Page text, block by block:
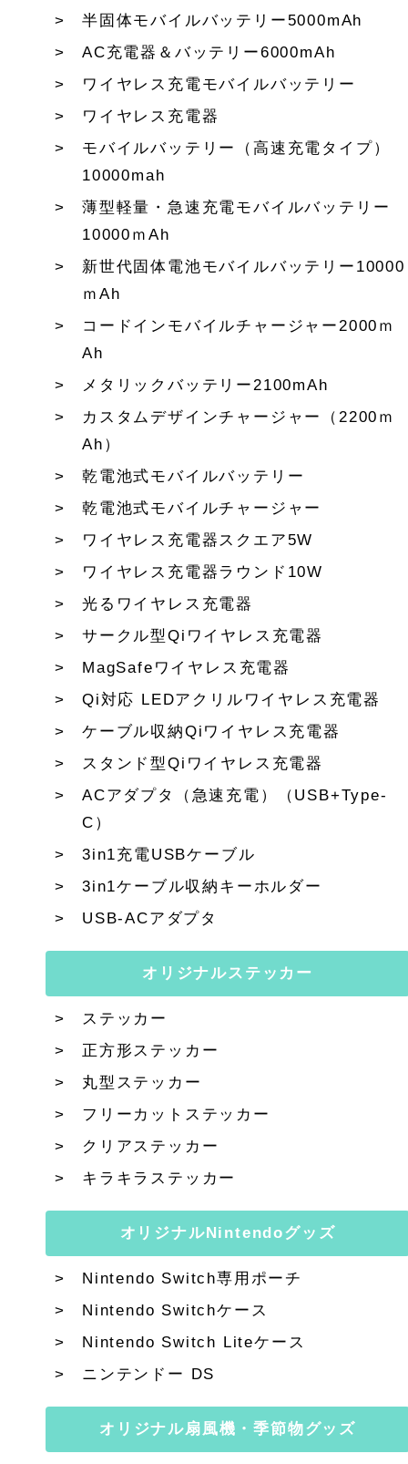
半固体モバイルバッテリー5000mAh
AC充電器＆バッテリー6000mAh
ワイヤレス充電モバイルバッテリー
ワイヤレス充電器
モバイルバッテリー（高速充電タイプ）
10000mah
薄型軽量・急速充電モバイルバッテリー
10000ｍAh
新世代固体電池モバイルバッテリー10000
ｍAh
コードインモバイルチャージャー2000ｍ
Ah
メタリックバッテリー2100mAh
カスタムデザインチャージャー（2200ｍ
Ah）
乾電池式モバイルバッテリー
乾電池式モバイルチャージャー
ワイヤレス充電器スクエア5W
ワイヤレス充電器ラウンド10W
光るワイヤレス充電器
サークル型Qiワイヤレス充電器
MagSafeワイヤレス充電器
Qi対応 LEDアクリルワイヤレス充電器
ケーブル収納Qiワイヤレス充電器
スタンド型Qiワイヤレス充電器
ACアダプタ（急速充電）（USB+Type-
C）
3in1充電USBケーブル
3in1ケーブル収納キーホルダー
USB-ACアダプタ
オリジナルステッカー
ステッカー
正方形ステッカー
丸型ステッカー
フリーカットステッカー
クリアステッカー
キラキラステッカー
オリジナルNintendoグッズ
Nintendo Switch専用ポーチ
Nintendo Switchケース
Nintendo Switch Liteケース
ニンテンドー DS
オリジナル扇風機・季節物グッズ